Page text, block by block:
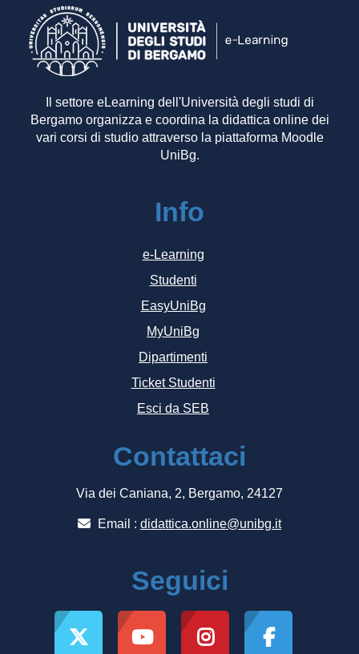
Il settore eLearning dell'Università degli studi di
Bergamo organizza e coordina la didattica online dei
vari corsi di studio attraverso la piattaforma Moodle
UniBg.
Info
e-Learning
Studenti
EasyUniBg
MyUniBg
Dipartimenti
Ticket Studenti
Esci da SEB
Contattaci
Via dei Caniana, 2, Bergamo, 24127
Email : didattica.online@unibg.it
Seguici